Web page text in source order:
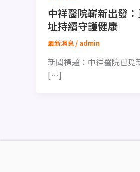
中祥醫院嶄新出發
址持續守護健康
最新消息 / admin
新聞標題：中祥醫院已覓
[…]